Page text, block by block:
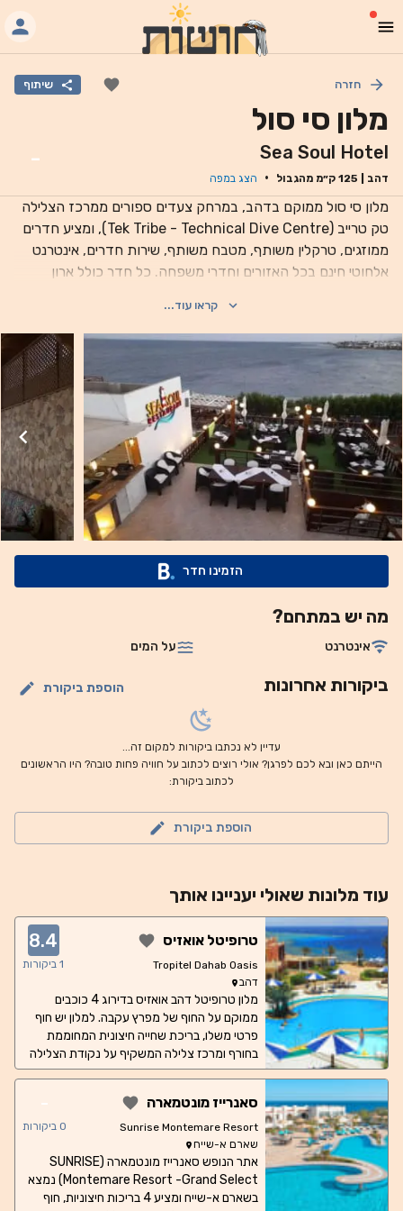
חזרה שיתוף
מלון סי סול
Sea Soul Hotel
דהב 125 ק״מ מהגבול · הצג במפה
-
מלון סי סול ממוקם בדהב, במרחק צעדים ספורים ממרכז הצלילה
טק טרייב (Tek Tribe - Technical Dive Centre), ומציע חדרים
ממוזגים, טרקלין משותף, מטבח משותף, שירות חדרים, אינטרנט
אלחוטי חינם בכל האזורים וחדרי משפחה. כל חדר כולל ארון
וארוחת בוקר צמחונית מדי יום. המלון מציע טרסה באתר, והאזור
פופולרי לרכיבה על אופניים, אותם תוכלו לשכור במלון. נקודות עניין
פופולריות בקרבת מקום האירוח כוללות את מרכז הצלילה סי פיוניר
(Sea Pioneer Dive Centre), נקודת הכניסה לאתר הצלילה
לייטהאוס (Lighthouse Dive) ואתר הצלילה רד סי רילקס (Red
Sea Relax Dive Resort). מקום האירוח מציע שירות הסעות
בתשלום מ/אל נמל התעופה הקרוב ביותר, נמל התעופה
הבינלאומי שארם א-שייח (Sharm el-Sheikh), שנמצא במרחק
של 59 ק“מ.
קראו עוד...
הזמינו חדר
מה יש במתחם?
אינטרנט על המים
ביקורות אחרונות הוספת ביקורת
עדיין לא נכתבו ביקורות למקום זה...
הייתם כאן ובא לכם לפרגן? אולי רוצים לכתוב על חוויה פחות טובה? היו הראשונים
לכתוב ביקורת:
הוספת ביקורת
עוד מלונות שאולי יעניינו אותך
טרופיטל אואזיס
Tropitel Dahab Oasis
דהב
8.4
1 ביקורות
מלון טרופיטל דהב אואזיס בדירוג 4 כוכבים
ממוקם על החוף של מפרץ עקבה. למלון יש חוף
פרטי משלו, בריכת שחייה חיצונית המחוממת
בחורף ומרכז צלילה המשקיף על נקודת הצלילה
הכחולה. חדרי המלון ממוזגים וכוללים טלוויזיה
המלון מציע גם מועדון בריאות, סאונה, חדר אדים
ועיסוי. יש מרכז קניות והמרת מט"ח במלון.
האורחים יכולים להירגע עם משקאות בבר החוף או
בבר שלצד הבריכה. יש גם חדר אוכל ומרפסת
שבה מוגשות ארוחות בוקר, צהריים וערב. לארוחות
הערב יש נושא בינלאומי המשתנה באופן קבוע.
סאנרייז מונטמארה
Sunrise Montemare Resort
שארם א-שייח
-
0 ביקורות
אתר הנופש סאנרייז מונטמארה (SUNRISE
Montemare Resort -Grand Select) נמצא
בשארם א-שייח ומציע 4 בריכות חיצוניות, חוף